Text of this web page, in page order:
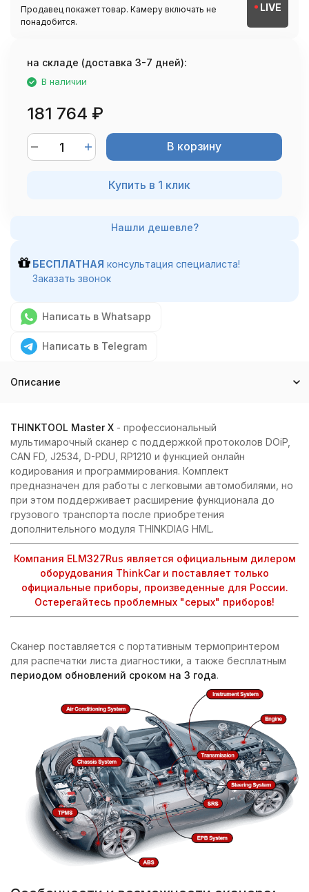
Продавец покажет товар. Камеру включать не
понадобится.
LIVE
на складе (доставка 3-7 дней):
В наличии
181 764 ₽
В корзину
Купить в 1 клик
БЕСПЛАТНАЯ консультация специалиста!
Заказать звонок
Написать в Whatsapp
Написать в Telegram
Описание
THINKTOOL Master X - профессиональный
мультимарочный сканер с поддержкой протоколов DOiP,
CAN FD, J2534, D-PDU, RP1210 и функцией онлайн
кодирования и программирования. Комплект
предназначен для работы с легковыми автомобилями, но
при этом поддерживает расширение функционала до
грузового транспорта после приобретения
дополнительного модуля THINKDIAG HML.
Компания ELM327Rus является официальным дилером
оборудования ThinkCar и поставляет только
официальные приборы, произведенные для России.
Остерегайтесь проблемных "серых" приборов!
Сканер поставляется с портативным термопринтером
для распечатки листа диагностики, а также бесплатным
периодом обновлений сроком на 3 года.